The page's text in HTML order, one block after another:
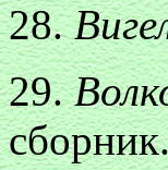
28.
29.